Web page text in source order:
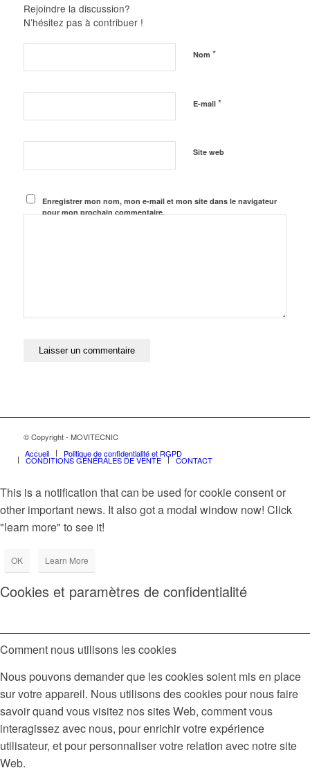
Rejoindre la discussion?
N’hésitez pas à contribuer !
Nom *
E-mail *
Site web
Enregistrer mon nom, mon e-mail et mon site dans le navigateur
pour mon prochain commentaire.
© Copyright - MOVITECNIC
Accueil
Politique de confidentialité et RGPD
CONDITIONS GÉNÉRALES DE VENTE CONTACT
This is a notification that can be used for cookie consent or
other important news. It also got a modal window now! Click
"learn more" to see it!
OK Learn More
Cookies et paramètres de confidentialité
Comment nous utilisons les cookies
Nous pouvons demander que les cookies soient mis en place
sur votre appareil. Nous utilisons des cookies pour nous faire
savoir quand vous visitez nos sites Web, comment vous
interagissez avec nous, pour enrichir votre expérience
utilisateur, et pour personnaliser votre relation avec notre site
Web.